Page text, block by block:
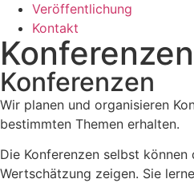
Veröffentlichung
Kontakt
Konferenzen
Konferenzen
Wir planen und organisieren
bestimmten Themen erhalten.
Die Konferenzen selbst
Wertschätzung zeigen. Sie